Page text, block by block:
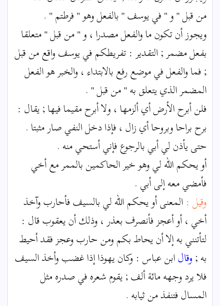
من قبل " و " في يوسف " بالفعل وهو " فرطتم " .
ويجوز أن تكون ما والفعل مصدرا ، و " من قبل " متعلقا
بفعل مضمر ; التقدير : تفريطكم في يوسف واقع من قبل
; فما والفعل في موضع رفع بالابتداء ، والخبر هو الفعل
المضمر الذي يتعلق به " من قبل " .
فلن أبرح الأرض أي ألزمها ، ولا أبرح مقيما فيها ; يقال :
برح براحا وبروحا أي زال ، فإذا دخل النفي صار مثبتا .
حتى يأذن لي أبي بالرجوع فإني أستحي منه .
أو يحكم الله لي وهو خير الحاكمين بالممر مع أخي
فأمضي معه إلى أبي .
وقيل : المعنى أو يحكم الله لي بالسيف فأحارب وآخذ
أخي ، أو أعجز فأنصرف بعذر ، وذلك أن يعقوب قال :
لتأتنني به إلا أن يحاط بكم ومن حارب وعجز فقد أحيط
به ;وقالابن عباس : وكان يهوذا إذا غضب وأخذ السيف
فلا يرد وجهه مائة ألف ; يقوم شعره في صدره مثل
المسال فتنفذ من ثيابه .